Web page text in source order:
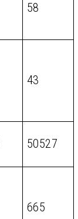
58
43
50527
665